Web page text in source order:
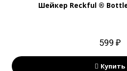
Шейкер Reckful ® Bottle
599 ₽
Купить